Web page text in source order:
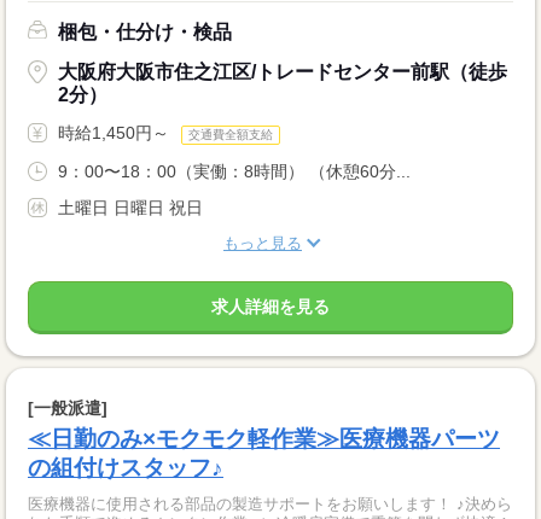
梱包・仕分け・検品
大阪府大阪市住之江区/トレードセンター前駅（徒歩
2分）
時給1,450円～ 交通費全額支給
9：00〜18：00（実働：8時間） （休憩60分...
土曜日 日曜日 祝日
もっと見る
求人詳細を見る
[一般派遣]
≪日勤のみ×モクモク軽作業≫医療機器パーツ
の組付けスタッフ♪
医療機器に使用される部品の製造サポートをお願いします！ ♪決めら